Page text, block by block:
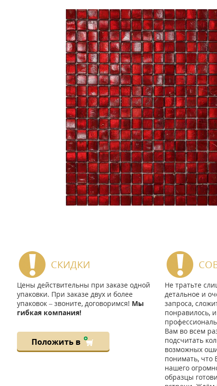
СКИДКИ
Цены действительны при заказе одной
упаковки. При заказе двух и более
упаковок – звоните, договоримся! Мы
гибкая компания!
Положить в
Не тратьте
детальное и
запроса,
понравилось,
Вам во всем
подсчитать
возможных
понимать, что
нашего
образцы